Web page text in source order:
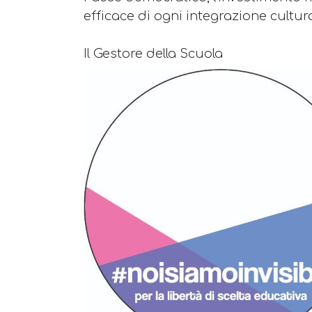
efficace di ogni integrazione
Il Gestore della Scuola